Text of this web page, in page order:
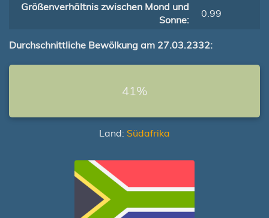
Größenverhältnis zwischen Mond und
Sonne:
0.99
Durchschnittliche Bewölkung am 27.03.2332:
41%
Land: Südafrika